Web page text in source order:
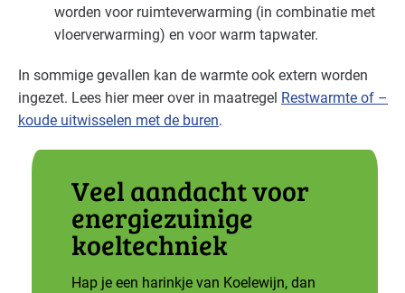
Voedingsindustrie - vlees Basis
worden voor ruimteverwarming (in combinatie met
vloerverwarming) en voor warm tapwater.
In sommige gevallen kan de warmte ook extern worden
ingezet. Lees hier meer over in maatregel Restwarmte of –
koude uitwisselen met de buren.
Veel aandacht voor
energiezuinige
koeltechniek
Hap je een harinkje van Koelewijn, dan